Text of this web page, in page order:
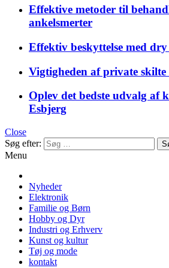
Effektive metoder til
ankelsmerter
Effektiv beskyttelse med dry
Vigtigheden af private skilte
Oplev det bedste udvalg af
Esbjerg
Close
Søg efter:
Menu
Nyheder
Elektronik
Familie og Børn
Hobby og Dyr
Industri og Erhverv
Kunst og kultur
Tøj og mode
kontakt